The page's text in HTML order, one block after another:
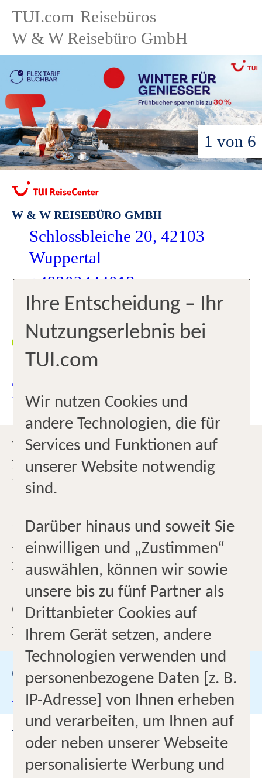
TUI.com Reisebüros
W & W Reisebüro GmbH
1 von 6
W & W REISEBÜRO GMBH
Schlossbleiche 20, 42103
Wuppertal
+49202444013
wuppertal1@tui-reisecenter.de
Zurzeit
geöffnet
10:00-
JETZT TERMIN
VEREINBAREN
WILLKOMMEN BEI W & W
REISEBÜRO GMBH IN
WUPPERTAL!
Am liebsten machen wir Urlaub-
Ihren Urlaub! Und das nicht
irgendwo in Wuppertal sondern
mitten im Herzen von Elberfeld in
der Schlossbleiche 20. Unser
motiviertes und erfahrenes Team
erwartet Sie, um Ihre
Urlaubsträume in die Tat
umzusetzen.
Google Bewertungen
Besuchen Sie uns auf
UNSER BÜRO
Anreise mit öffentlichen
Ihre Entscheidung – Ihr
Nutzungserlebnis bei
TUI.com
Wir nutzen Cookies und
andere Technologien, die für
Services und Funktionen auf
unserer Website notwendig
sind.
Darüber hinaus und soweit Sie
einwilligen und „Zustimmen“
auswählen, können wir sowie
unsere bis zu fünf Partner als
Drittanbieter Cookies auf
Ihrem Gerät setzen, andere
Technologien verwenden und
personenbezogene Daten [z. B.
IP-Adresse] von Ihnen erheben
und verarbeiten, um Ihnen auf
oder neben unserer Webseite
personalisierte Werbung und